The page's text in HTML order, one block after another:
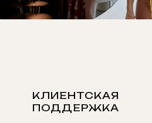
КЛИЕНТСКАЯ
ПОДДЕРЖКА